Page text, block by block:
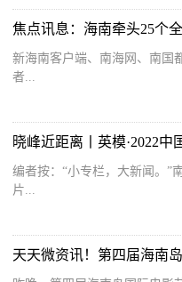
新海南客户端、南海网、南国
者...
晓峰近距离丨英模·2022
编者按：“小专栏，大新闻。”
片...